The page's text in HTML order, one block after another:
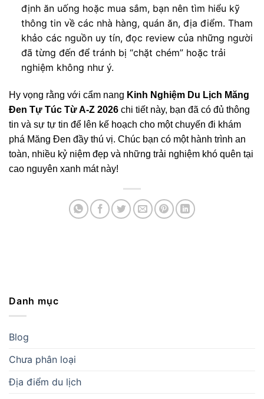
định ăn uống hoặc mua sắm, bạn nên tìm hiểu kỹ
thông tin về các nhà hàng, quán ăn, địa điểm. Tham
khảo các nguồn uy tín, đọc review của những người
đã từng đến để tránh bị “chặt chém” hoặc trải
nghiệm không như ý.
Hy vọng rằng với cẩm nang Kinh Nghiệm Du Lịch Măng
Đen Tự Túc Từ A-Z 2026 chi tiết này, bạn đã có đủ thông
tin và sự tự tin để lên kế hoạch cho một chuyến đi khám
phá Măng Đen đầy thú vị. Chúc bạn có một hành trình an
toàn, nhiều kỷ niệm đẹp và những trải nghiệm khó quên tại
cao nguyên xanh mát này!
Danh mục
Blog
Chưa phân loại
Địa điểm du lịch